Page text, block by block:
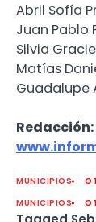
Abril Sofía
Juan Pablo
Silvia
Matías
Guadalupe
MUNICIPIOS
MUNICIPIOS